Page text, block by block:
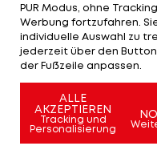
PUR Modus, ohne
Werbung fortzufahren.
individuelle Auswahl zu
jederzeit über den Button
der Fußzeile anpassen.
ALLE
AKZEPTIEREN
Tracking und
Personalisierung